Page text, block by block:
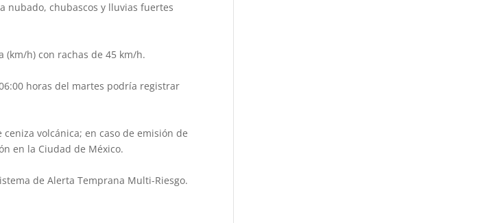
nubado, chubascos y lluvias fuertes
h) con rachas de 45 km/h.
horas del martes podría registrar
volcánica; en caso de emisión de
en la Ciudad de México.
de Alerta Temprana Multi-Riesgo.